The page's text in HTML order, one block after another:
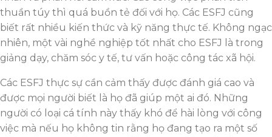
thuần túy thì quá buồn tẻ đối với họ. Các ESFJ cũng
biết rất nhiều kiến ​​thức và kỹ năng thực tế. Không ngạc
nhiên, một vài nghề nghiệp tốt nhất cho ESFJ là trong
giảng dạy, chăm sóc y tế, tư vấn hoặc công tác xã hội.
Các ESFJ thực sự cần cảm thấy được đánh giá cao và
được mọi người biết là họ đã giúp một ai đó. Những
người có loại cá tính này thấy khó để hài lòng với công
việc mà nếu họ không tin rằng họ đang tạo ra một số